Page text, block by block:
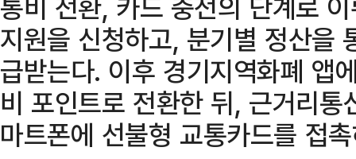
지원을 신청하고, 분기별 정산을
급받는다. 이후 경기지역화폐 앱
비 포인트로 전환한 뒤, 근거리
마트폰에 선불형 교통카드를 접